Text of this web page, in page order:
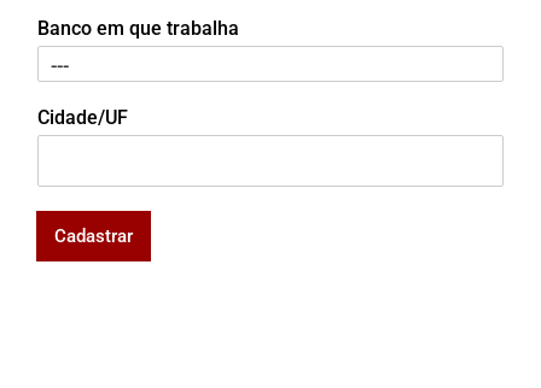
Banco em que trabalha
Cidade/UF
Cadastrar